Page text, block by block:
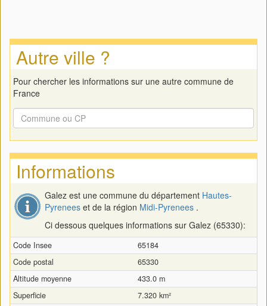
Autre ville ?
Pour chercher les informations sur une autre commune de
France
Informations
Galez est une commune du département Hautes-
Pyrenees et de la région Midi-Pyrenees .
Ci dessous quelques informations sur Galez (65330):
Code Insee
65184
Code postal
65330
Altitude moyenne
433.0 m
Superficie
7.320 km²